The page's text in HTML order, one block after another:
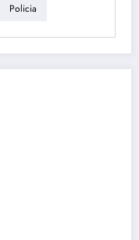
Policia